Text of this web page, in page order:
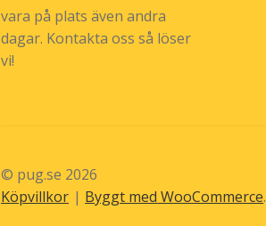
vara på plats även andra
dagar. Kontakta oss så löser
vi!
© pug.se 2026
Köpvillkor
Byggt med WooCommerce.